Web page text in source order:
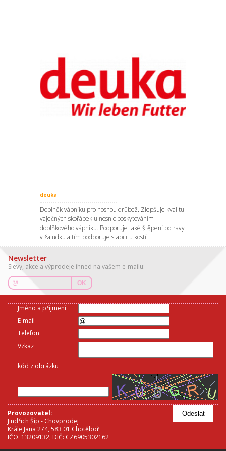
deuka
Doplněk vápníku pro nosnou drůbež. Zlepšuje kvalitu
vaječných skořápek u nosnic poskytováním
doplňkového vápníku. Podporuje také štěpení potravy
v žaludku a tím podporuje stabilitu kostí.
Newsletter
Slevy, akce a výprodeje ihned na vašem e-mailu:
OK
Jméno a příjmení
E-mail
Telefon
Vzkaz
kód z obrázku
Odeslat
Provozovatel:
Jindřich Šíp - Chovprodej
Krále Jana 274, 583 01 Chotěboř
IČO: 13209132, DIČ: CZ6905302162